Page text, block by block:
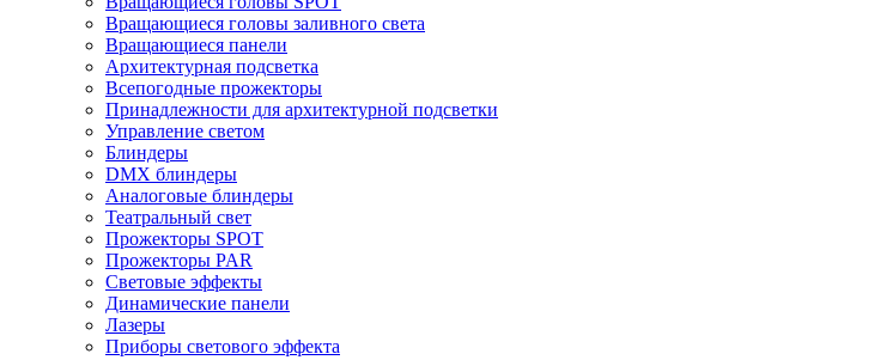
Вращающиеся головы заливного света
Вращающиеся панели
Архитектурная подсветка
Всепогодные прожекторы
Принадлежности для архитектурной подсветки
Управление светом
Блиндеры
DMX блиндеры
Аналоговые блиндеры
Театральный свет
Прожекторы SPOT
Прожекторы PAR
Световые эффекты
Динамические панели
Лазеры
Приборы светового эффекта